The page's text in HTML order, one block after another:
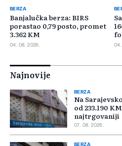
BERZA
Banjalučka berza: BIRS
porastao 0,79 posto, promet
3.362 KM
04. 08. 2026. 04.
Najnovije
BERZA
Na
od 233.190
najtrgovaniji
07. 08. 2026.
BERZA